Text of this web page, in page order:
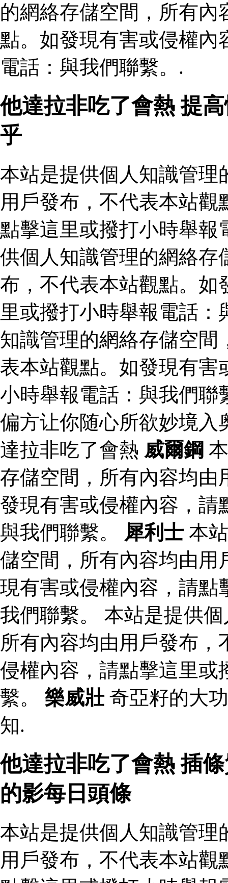
的網絡存儲空間，所有
點。如發現有害或侵權內
電話：與我們聯繫。.
他達拉非吃了會熱 提
乎
本站是提供個人知識管理
用戶發布，不代表本站
點擊這里或撥打小時舉報
供個人知識管理的網絡存
布，不代表本站觀點。如
里或撥打小時舉報電話
知識管理的網絡存儲空間
表本站觀點。如發現有害
小時舉報電話：與我們聯
偏方让你随心所欲妙境
達拉非吃了會熱 威爾鋼
存儲空間，所有內容均由
發現有害或侵權內容，請
與我們聯繫。 犀利士 本
儲空間，所有內容均由用
現有害或侵權內容，請點
我們聯繫。 本站是提供
所有內容均由用戶發布
侵權內容，請點擊這里或
繫。 樂威壯奇亞籽的大
知.
他達拉非吃了會熱 插
的影每日頭條
本站是提供個人知識管理
用戶發布，不代表本站